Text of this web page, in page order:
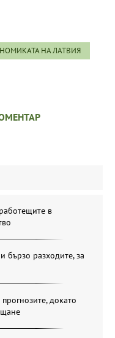
НА ЛАТВИЯ
в
бързо разходите, за
докато